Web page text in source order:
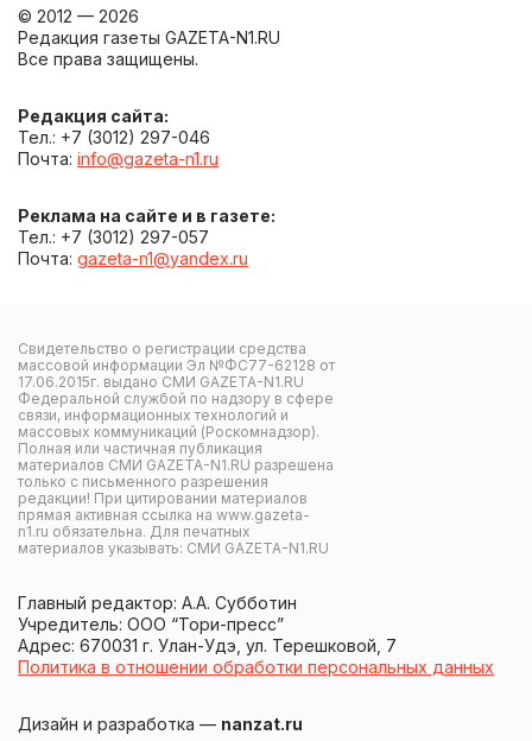
© 2012 — 2026
Редакция газеты GAZETA-N1.RU
Все права защищены.
Редакция сайта:
Тел.: +7 (3012) 297-046
Почта: info@gazeta-n1.ru
Реклама на сайте и в газете:
Тел.: +7 (3012) 297-057
Почта: gazeta-n1@yandex.ru
Свидетельство о регистрации средства
массовой информации Эл №ФС77-62128 от
17.06.2015г. выдано СМИ GAZETA-N1.RU
Федеральной службой по надзору в сфере
связи, информационных технологий и
массовых коммуникаций (Роскомнадзор).
Полная или частичная публикация
материалов СМИ GAZETA-N1.RU разрешена
только с письменного разрешения
редакции! При цитировании материалов
прямая активная ссылка на www.gazeta-
n1.ru обязательна. Для печатных
материалов указывать: СМИ GAZETA-N1.RU
Главный редактор: А.А. Субботин
Учредитель: ООО “Тори-пресс”
Адрес: 670031 г. Улан-Удэ, ул. Терешковой, 7
Политика в отношении обработки персональных данных
Дизайн и разработка — nanzat.ru